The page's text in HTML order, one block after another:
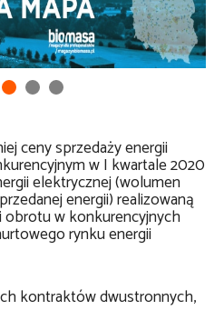
ceny sprzedaży energii
w I kwartale 2020
elektrycznej (wolumen
energii) realizowaną
w konkurencyjnych
rynku energii
kontraktów dwustronnych,